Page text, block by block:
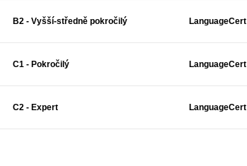
B2 - Vyšší-středně pokročilý LanguageCert
C1 - Pokročilý LanguageCert
C2 - Expert LanguageCert